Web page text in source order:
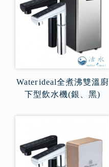
Water ideal全煮沸雙溫廚
下型飲水機(銀、黑)